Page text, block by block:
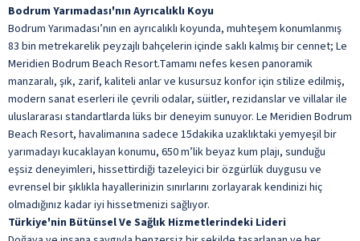
Bodrum Yarımadası'nın Ayrıcalıklı Koyu
Bodrum Yarımadası’nın en ayrıcalıklı koyunda, muhteşem konumlanmış
83 bin metrekarelik peyzajlı bahçelerin içinde saklı kalmış bir cennet; Le
Meridien Bodrum Beach Resort.Tamamı nefes kesen panoramik
manzaralı, şık, zarif, kaliteli anlar ve kusursuz konfor için stilize edilmiş,
modern sanat eserleri ile çevrili odalar, süitler, rezidanslar ve villalar ile
uluslararası standartlarda lüks bir deneyim sunuyor. Le Meridien Bodrum
Beach Resort, havalimanına sadece 15dakika uzaklıktaki yemyeşil bir
yarımadayı kucaklayan konumu, 650 m’lik beyaz kum plajı, sunduğu
eşsiz deneyimleri, hissettirdiği tazeleyici bir özgürlük duygusu ve
evrensel bir şıklıkla hayallerinizin sınırlarını zorlayarak kendinizi hiç
olmadığınız kadar iyi hissetmenizi sağlıyor.
Türkiye'nin Bütünsel Ve Sağlık Hizmetlerindeki Lideri